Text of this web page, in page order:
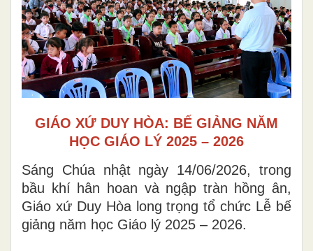
GIÁO XỨ DUY HÒA: BẾ GIẢNG NĂM
HỌC GIÁO LÝ 2025 – 2026
Sáng Chúa nhật ngày 14/06/2026, trong
bầu khí hân hoan và ngập tràn hồng ân,
Giáo xứ Duy Hòa long trọng tổ chức Lễ bế
giảng năm học Giáo lý 2025 – 2026.